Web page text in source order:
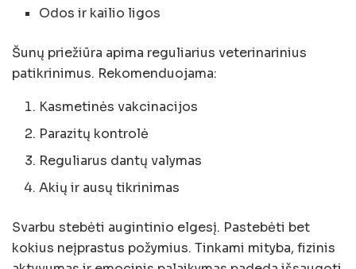
Odos ir kailio ligos
Šunų priežiūra apima reguliarius veterinarinius
patikrinimus. Rekomenduojama:
Kasmetinės vakcinacijos
Parazitų kontrolė
Reguliarus dantų valymas
Akių ir ausų tikrinimas
Svarbu stebėti augintinio elgesį. Pastebėti bet
kokius neįprastus požymius. Tinkami mityba, fizinis